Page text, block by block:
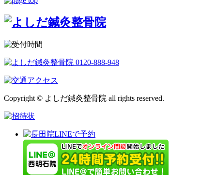
Copyright © よしだ鍼灸整骨院 all rights reserved.